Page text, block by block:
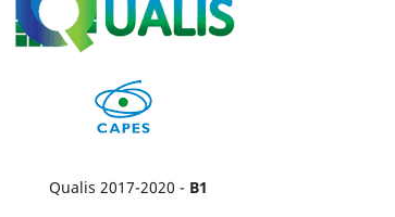
Qualis 2017-2020 - B1